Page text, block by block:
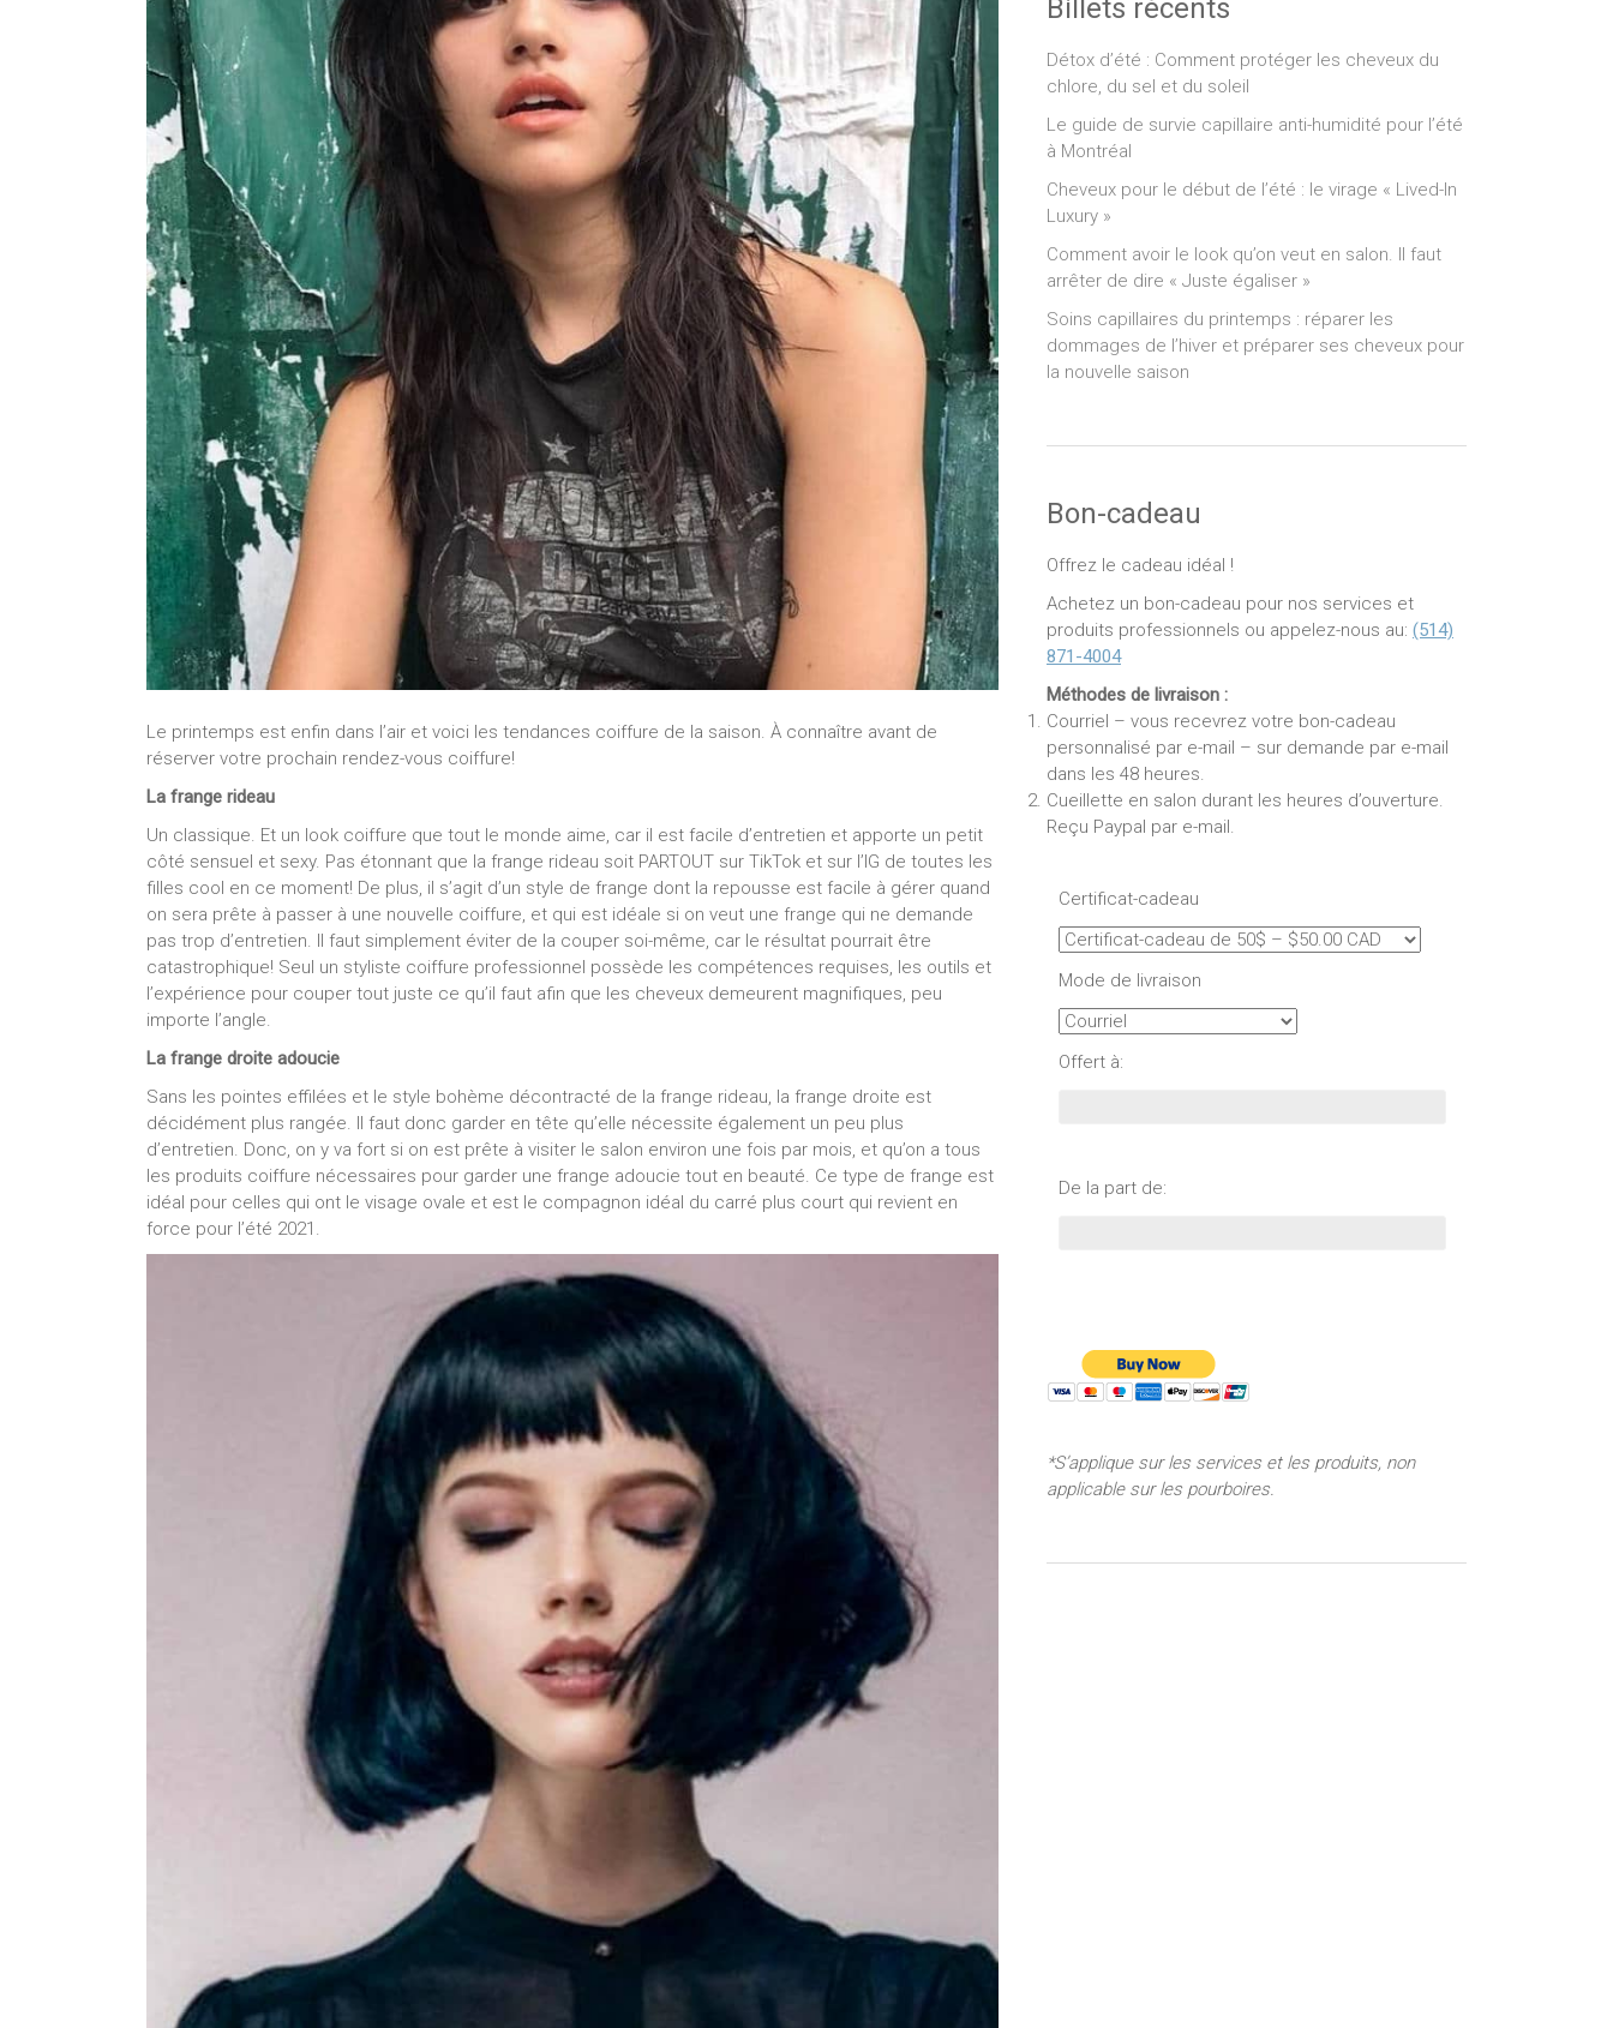
Le printemps est enfin dans l’air et voici les tendances coiffure de la saison. À connaître avant de
réserver votre prochain rendez-vous coiffure!
La frange rideau
Un classique. Et un look coiffure que tout le monde aime, car il est facile d’entretien et apporte un petit
côté sensuel et sexy. Pas étonnant que la frange rideau soit PARTOUT sur TikTok et sur l’IG de toutes les
filles cool en ce moment! De plus, il s’agit d’un style de frange dont la repousse est facile à gérer quand
on sera prête à passer à une nouvelle coiffure, et qui est idéale si on veut une frange qui ne demande
pas trop d’entretien. Il faut simplement éviter de la couper soi-même, car le résultat pourrait être
catastrophique! Seul un styliste coiffure professionnel possède les compétences requises, les outils et
l’expérience pour couper tout juste ce qu’il faut afin que les cheveux demeurent magnifiques, peu
importe l’angle.
La frange droite adoucie
Sans les pointes effilées et le style bohème décontracté de la frange rideau, la frange droite est
décidément plus rangée. Il faut donc garder en tête qu’elle nécessite également un peu plus
d’entretien. Donc, on y va fort si on est prête à visiter le salon environ une fois par mois, et qu’on a tous
les produits coiffure nécessaires pour garder une frange adoucie tout en beauté. Ce type de frange est
idéal pour celles qui ont le visage ovale et est le compagnon idéal du carré plus court qui revient en
force pour l’été 2021.
Billets récents
Détox d’été : Comment protéger les cheveux du
chlore, du sel et du soleil
Le guide de survie capillaire anti-humidité pour l’été
à Montréal
Cheveux pour le début de l’été : le virage « Lived-In
Luxury »
Comment avoir le look qu’on veut en salon. Il faut
arrêter de dire « Juste égaliser »
Soins capillaires du printemps : réparer les
dommages de l’hiver et préparer ses cheveux pour
la nouvelle saison
Bon-cadeau
Offrez le cadeau idéal !
Achetez un bon-cadeau pour nos services et
produits professionnels ou appelez-nous au: (514)
871-4004
Méthodes de livraison :
Courriel – vous recevrez votre bon-cadeau
personnalisé par e-mail – sur demande par e-mail
dans les 48 heures.
Cueillette en salon durant les heures d’ouverture.
Reçu Paypal par e-mail.
Certificat-cadeau
Mode de livraison
Offert à:
De la part de:
*S’applique sur les services et les produits, non
applicable sur les pourboires.